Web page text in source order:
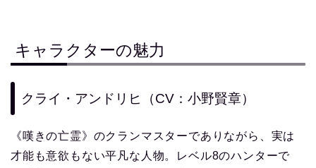
キャラクターの魅力
クライ・アンドリヒ（CV：小野賢章）
《嘆きの亡霊》のクランマスターでありながら、実は
才能も意欲もない平凡な人物。レベル8のハンターで